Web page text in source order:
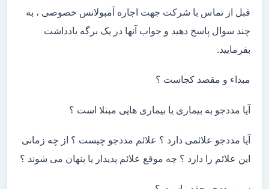
قبل از تماس با شرکت جهت اجاره آمبولانس خصوصی ، به
چند سوال پاسخ دهید و جواب آنها در یک برگه یادداشت
بفرمایید.
مبداء و مقصد کجاست ؟
آیا مددجو به بیماری یا بیماری هایی مبتلا است ؟
آیا مددجو علائمی دارد ؟ علائم مددجو چیست ؟ از چه زمانی
این علائم را دارد ؟ چه موقع علائم پدیدار یا پنهان می شوند ؟